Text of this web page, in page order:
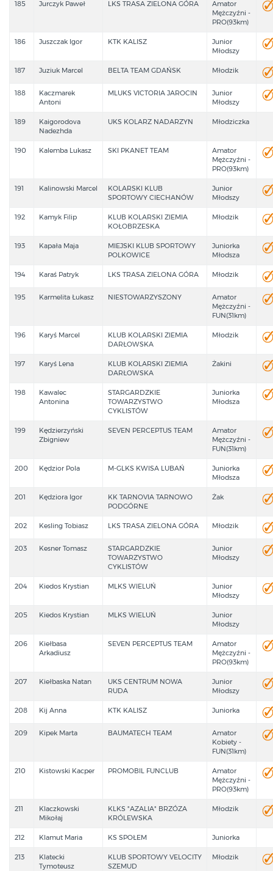
185 Jurczyk Paweł LKS TRASA ZIELONA GÓRA
Amator
Mężczyźni -
PRO(93km)
186 Juszczak Igor KTK KALISZ
Junior
Młodszy
187 Juziuk Marcel BELTA TEAM GDAŃSK Młodzik
188
Kaczmarek
Antoni
MLUKS VICTORIA JAROCIN
Junior
Młodszy
189
Kaigorodova
Nadezhda
UKS KOLARZ NADARZYN Młodziczka
190 Kalemba Lukasz SKI PKANET TEAM
Amator
Mężczyźni -
PRO(93km)
191 Kalinowski Marcel
KOLARSKI KLUB
SPORTOWY CIECHANÓW
Junior
Młodszy
192 Kamyk Filip
KLUB KOLARSKI ZIEMIA
KOŁOBRZESKA
Młodzik
193 Kapała Maja
MIEJSKI KLUB SPORTOWY
POLKOWICE
Juniorka
Młodsza
194 Karaś Patryk LKS TRASA ZIELONA GÓRA Młodzik
195 Karmelita Łukasz NIESTOWARZYSZONY
Amator
Mężczyźni -
FUN(31km)
196 Karyś Marcel
KLUB KOLARSKI ZIEMIA
DARŁOWSKA
Młodzik
197 Karyś Lena
KLUB KOLARSKI ZIEMIA
DARŁOWSKA
Żakini
198
Kawalec
Antonina
STARGARDZKIE
TOWARZYSTWO
CYKLISTÓW
Juniorka
Młodsza
199
Kędzierzyński
Zbigniew
SEVEN PERCEPTUS TEAM
Amator
Mężczyźni -
FUN(31km)
200 Kędzior Pola M-GLKS KWISA LUBAŃ
Juniorka
Młodsza
201 Kędziora Igor
KK TARNOVIA TARNOWO
PODGÓRNE
Żak
202 Kesling Tobiasz LKS TRASA ZIELONA GÓRA Młodzik
203 Kesner Tomasz
STARGARDZKIE
TOWARZYSTWO
CYKLISTÓW
Junior
Młodszy
204 Kiedos Krystian MLKS WIELUŃ
Junior
Młodszy
205 Kiedos Krystian MLKS WIELUŃ
Junior
Młodszy
206
Kiełbasa
Arkadiusz
SEVEN PERCEPTUS TEAM
Amator
Mężczyźni -
PRO(93km)
207 Kiełbaska Natan
UKS CENTRUM NOWA
RUDA
Junior
Młodszy
208 Kij Anna KTK KALISZ Juniorka
209 Kipek Marta BAUMATECH TEAM
Amator
Kobiety -
FUN(31km)
210 Kistowski Kacper PROMOBIL FUNCLUB
Amator
Mężczyźni -
PRO(93km)
211
Klaczkowski
Mikołaj
KLKS "AZALIA" BRZÓZA
KRÓLEWSKA
Młodzik
212 Klamut Maria KS SPOŁEM Juniorka
213
Klatecki
Tymoteusz
KLUB SPORTOWY VELOCITY
SZEMUD
Młodzik